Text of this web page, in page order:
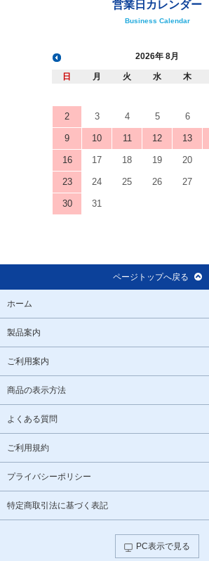
営業日カレンダー
Business Calendar
2026 8月
日 月 火 水 木
2 3 4 5 6
9 10 11 12 13
16 17 18 19 20
23 24 25 26 27
30
31
ページトップへ戻る
ホーム
製品案内
ご利用案内
商品の表示方法
よくある質問
ご利用規約
プライバシーポリシー
特定商取引法に基づく表記
PC表示で見る